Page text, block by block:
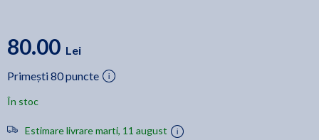
80.00 Lei
Primești 80 puncte
În stoc
Estimare livrare marti, 11 august